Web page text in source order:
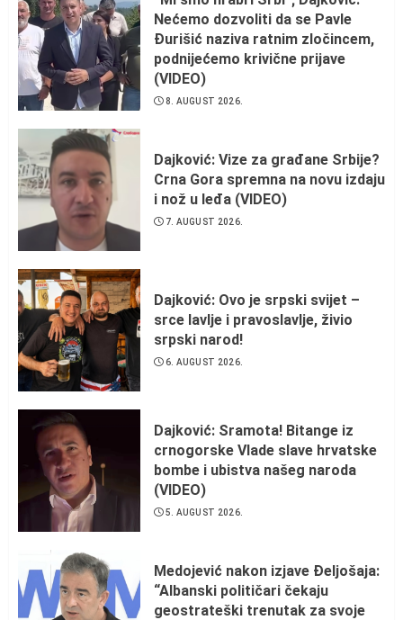
Nećemo dozvoliti da se Pavle
Đurišić naziva ratnim zločincem,
podnijećemo krivične prijave
(VIDEO)
8. AUGUST 2026.
Dajković: Vize za građane Srbije?
Crna Gora spremna na novu izdaju
i nož u leđa (VIDEO)
7. AUGUST 2026.
Dajković: Ovo je srpski svijet –
srce lavlje i pravoslavlje, živio
srpski narod!
6. AUGUST 2026.
Dajković: Sramota! Bitange iz
crnogorske Vlade slave hrvatske
bombe i ubistva našeg naroda
(VIDEO)
5. AUGUST 2026.
Medojević nakon izjave Đeljošaja:
“Albanski političari čekaju
geostrateški trenutak za svoje